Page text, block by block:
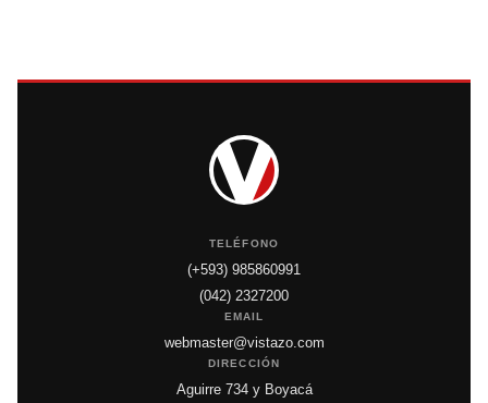
TELÉFONO
(+593) 985860991
(042) 2327200
EMAIL
webmaster@vistazo.com
DIRECCIÓN
Aguirre 734 y Boyacá